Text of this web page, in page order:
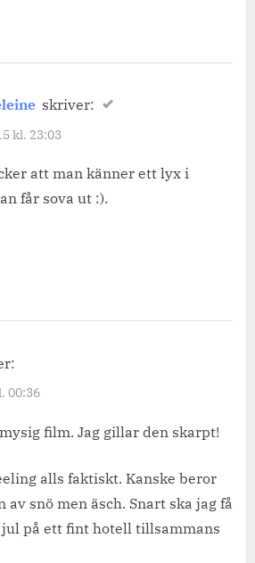
skriver:
kl. 23:03
att man känner ett lyx i
får sova ut :).
00:36
film. Jag gillar den skarpt!
alls faktiskt. Kanske beror
av snö men äsch. Snart ska jag få
på ett fint hotell tillsammans